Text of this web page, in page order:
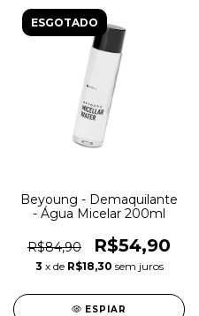
ESGOTADO
Beyoung - Demaquilante
- Água Micelar 200ml
R$84,90 R$54,90
3 x de R$18,30 sem juros
ESPIAR